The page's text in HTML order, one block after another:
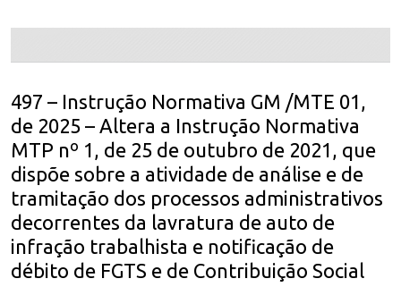
497 – Instrução Normativa GM /MTE 01,
de 2025 – Altera a Instrução Normativa
MTP nº 1, de 25 de outubro de 2021, que
dispõe sobre a atividade de análise e de
tramitação dos processos administrativos
decorrentes da lavratura de auto de
infração trabalhista e notificação de
débito de FGTS e de Contribuição Social